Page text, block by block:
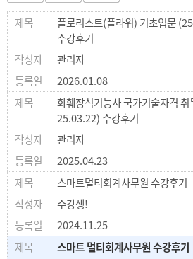
플로리스트(플라워) 기초입문
수강후기
관리자
2026.01.08
화훼장식기능사 국가기술자격
25.03.22) 수강후기
관리자
2025.04.23
스마트멀티회계사무원 수강후기
수강생!
2024.11.25
스마트 멀티회계사무원 수강후기